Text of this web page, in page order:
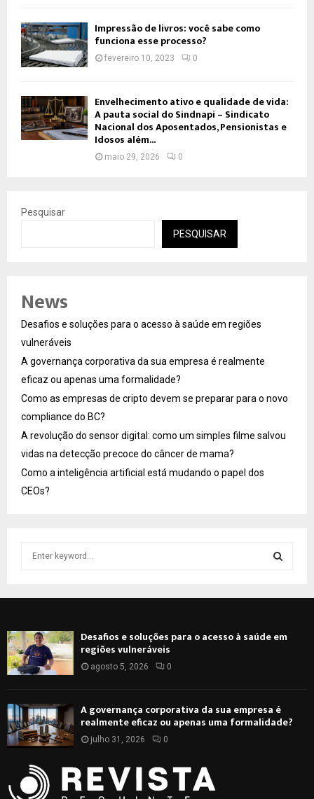
Impressão de livros: você sabe como
funciona esse processo?
fevereiro 10, 2023 0
Envelhecimento ativo e qualidade de vida:
A pauta social do Sindnapi – Sindicato
Nacional dos Aposentados, Pensionistas e
Idosos além...
maio 29, 2026 0
Pesquisar
PESQUISAR
News
Desafios e soluções para o acesso à saúde em regiões
vulneráveis
A governança corporativa da sua empresa é realmente
eficaz ou apenas uma formalidade?
Como as empresas de cripto devem se preparar para o novo
compliance do BC?
A revolução do sensor digital: como um simples filme salvou
vidas na detecção precoce do câncer de mama?
Como a inteligência artificial está mudando o papel dos
CEOs?
f
o
r
A
H
Desafios e soluções para o acesso à saúde em
regiões vulneráveis
agosto 5, 2026 0
A governança corporativa da sua empresa é
realmente eficaz ou apenas uma formalidade?
julho 31, 2026 0